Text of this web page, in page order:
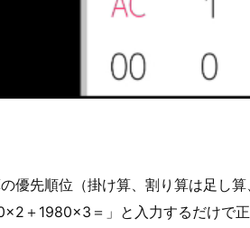
優先順位（掛け算、割り算は足し
＋1980×3＝」と入力するだけで正